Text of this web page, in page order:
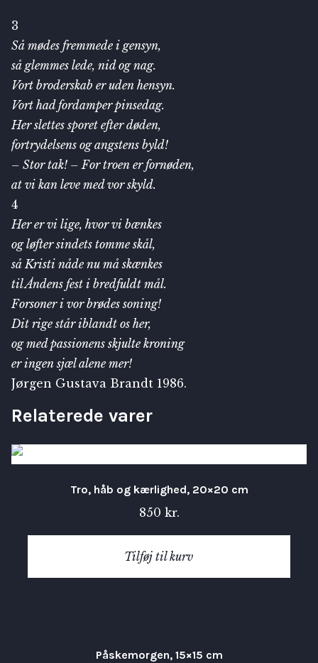
3
Så mødes fremmede i gensyn,
så glemmes lede, nid og nag.
Vort broderskab er uden hensyn.
Vort had fordamper pinsedag.
Her slettes sporet efter døden,
fortrydelsens og angstens byld!
– Stor tak! – For troen er fornøden,
at vi kan leve med vor skyld.
4
Her er vi lige, hvor vi bænkes
og løfter sindets tomme skål,
så Kristi nåde nu må skænkes
til Åndens fest i bredfuldt mål.
Forsoner i vor brødes soning!
Dit rige står iblandt os her,
og med passionens skjulte kroning
er ingen sjæl alene mer!
Jørgen Gustava Brandt 1986.
Relaterede varer
Tro, håb og kærlighed, 20×20 cm
850 kr.
Tilføj til kurv
Påskemorgen, 15×15 cm